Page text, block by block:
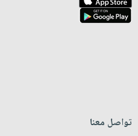
تواصل معنا